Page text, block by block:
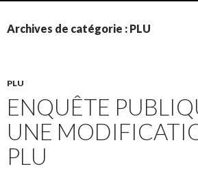
CONTENU
Archives de catégorie : PLU
PLU
ENQUÊTE
UNE
PLU